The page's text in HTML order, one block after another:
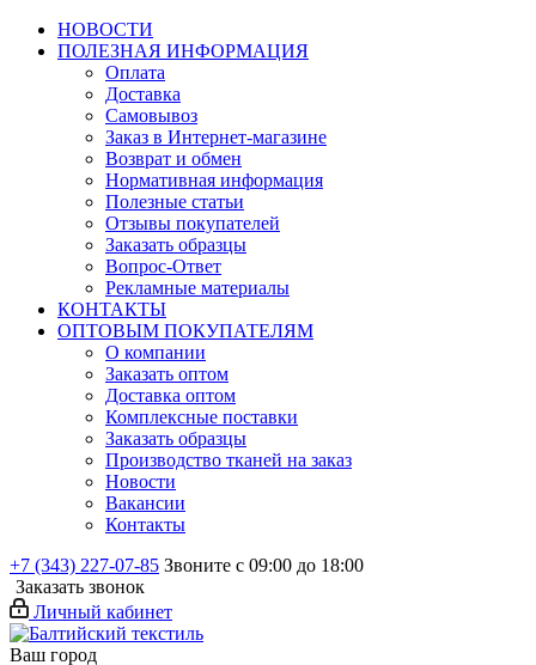
НОВОСТИ
ПОЛЕЗНАЯ ИНФОРМАЦИЯ
Оплата
Доставка
Самовывоз
Заказ в Интернет-магазине
Возврат и обмен
Нормативная информация
Полезные статьи
Отзывы покупателей
Заказать образцы
Вопрос-Ответ
Рекламные материалы
КОНТАКТЫ
ОПТОВЫМ ПОКУПАТЕЛЯМ
О компании
Заказать оптом
Доставка оптом
Комплексные поставки
Заказать образцы
Производство тканей на заказ
Новости
Вакансии
Контакты
+7 (343) 227-07-85 Звоните с 09:00 до 18:00
Заказать звонок
Личный кабинет
Ваш город